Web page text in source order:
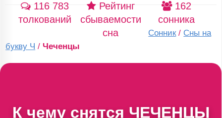
116 783
толкований
Рейтинг
сбываемости
сна
162
сонника
Сонник / Сны на
букву Ч / Чеченцы
К чему снятся ЧЕЧЕНЦЫ